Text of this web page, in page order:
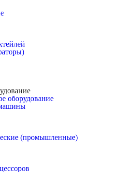
оборудование
(промышленные)